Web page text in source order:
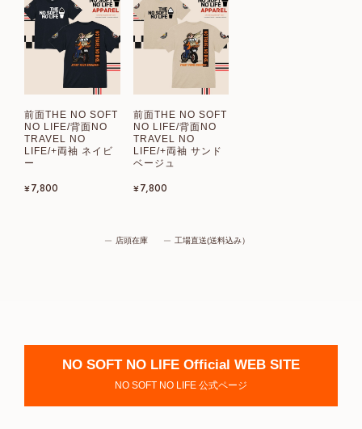
前面THE NO SOFT
NO LIFE/背面NO
TRAVEL NO
LIFE/+両袖 ネイビ
ー
¥7,800
前面THE NO SOFT
NO LIFE/背面NO
TRAVEL NO
LIFE/+両袖 サンド
ベージュ
¥7,800
店頭在庫 工場直送(送料込み）
NO SOFT NO LIFE Official WEB SITE
NO SOFT NO LIFE 公式ページ